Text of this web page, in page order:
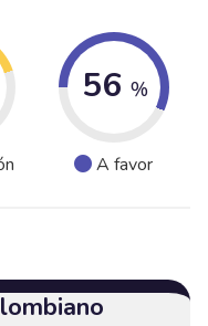
56 %
A favor